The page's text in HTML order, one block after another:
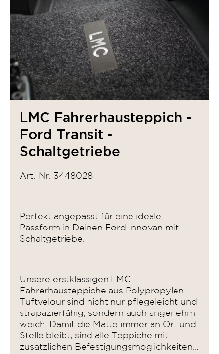
LMC Fahrerhausteppich -
Ford Transit -
Schaltgetriebe
Art.-Nr. 3448028
Perfekt angepasst für eine ideale
Passform in Deinen Ford Innovan mit
Schaltgetriebe.
Unsere erstklassigen LMC
Fahrerhausteppiche aus Polypropylen
Tuftvelour sind nicht nur pflegeleicht und
strapazierfähig, sondern auch angenehm
weich. Damit die Matte immer an Ort und
Stelle bleibt, sind alle Teppiche mit
zusätzlichen Befestigungsmöglichkeiten